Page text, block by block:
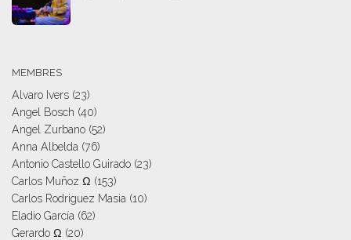
MEMBRES
Alvaro Ivers (23)
Angel Bosch (40)
Angel Zurbano (52)
Anna Albelda (76)
Antonio Castello Guirado (23)
Carlos Muñoz Ω (153)
Carlos Rodriguez Masia (10)
Eladio García (62)
Gerardo Ω (20)